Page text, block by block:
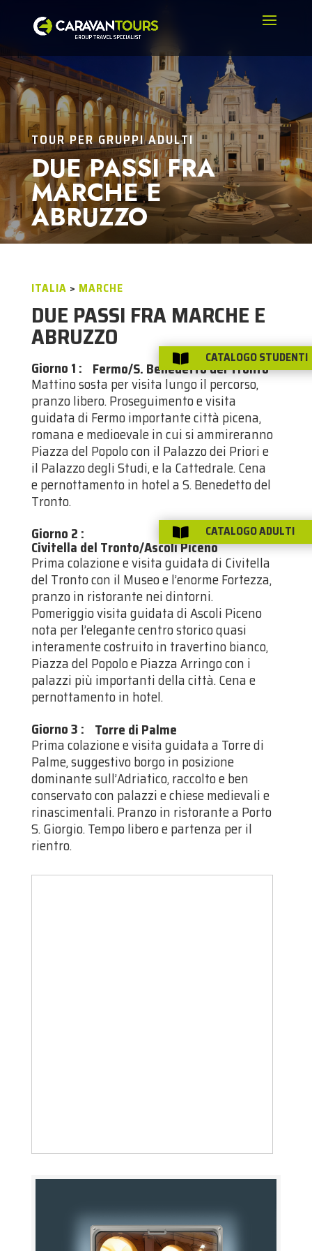
TOUR PER GRUPPI ADULTI
DUE PASSI FRA
MARCHE E
ABRUZZO
ITALIA > MARCHE
DUE PASSI FRA MARCHE E
ABRUZZO
Giorno 1 : Fermo/S. Benedetto del Tronto
Mattino sosta per visita lungo il percorso,
pranzo libero. Proseguimento e visita
guidata di Fermo importante città picena,
romana e medioevale in cui si ammireranno
Piazza del Popolo con il Palazzo dei Priori e
il Palazzo degli Studi, e la Cattedrale. Cena
e pernottamento in hotel a S. Benedetto del
Tronto.
Giorno 2 :
Civitella del Tronto/Ascoli Piceno
Prima colazione e visita guidata di Civitella
del Tronto con il Museo e l’enorme Fortezza,
pranzo in ristorante nei dintorni.
Pomeriggio visita guidata di Ascoli Piceno
nota per l’elegante centro storico quasi
interamente costruito in travertino bianco,
Piazza del Popolo e Piazza Arringo con i
palazzi più importanti della città. Cena e
pernottamento in hotel.
Giorno 3 : Torre di Palme
Prima colazione e visita guidata a Torre di
Palme, suggestivo borgo in posizione
dominante sull’Adriatico, raccolto e ben
conservato con palazzi e chiese medievali e
rinascimentali. Pranzo in ristorante a Porto
S. Giorgio. Tempo libero e partenza per il
rientro.
 CATALOGO STUDENTI
 CATALOGO ADULTI